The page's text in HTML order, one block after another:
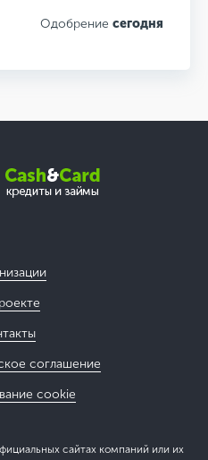
Одобрение сегодня
соглашение
cookie
сайтах компаний или их